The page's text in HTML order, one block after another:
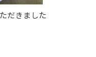
だきました